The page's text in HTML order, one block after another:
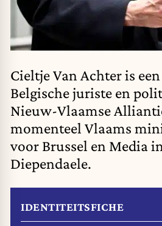
Cieltje Van Achter is
Belgische juriste en
Nieuw-Vlaamse
momenteel Vlaams
voor Brussel en Media
Diependaele.
IDENTITEITSFICHE